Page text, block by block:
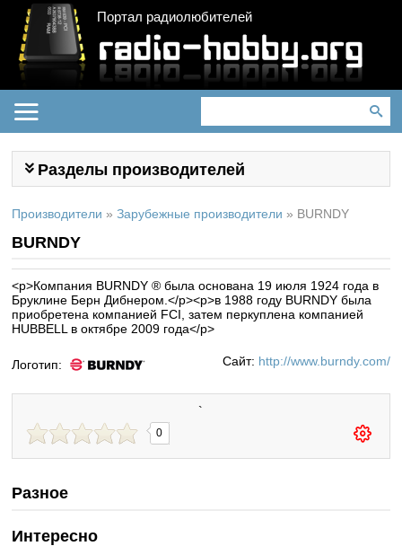
Портал радиолюбителей
Разделы производителей
Производители » Зарубежные производители » BURNDY
BURNDY
<p>Компания BURNDY ® была основана 19 июля 1924 года в
Бруклине Берн Дибнером.</p><p>в 1988 году BURNDY была
приобретена компанией FCI, затем перкуплена компанией
HUBBELL в октябре 2009 года</p>
Логотип: Сайт: http://www.burndy.com/
`
0
Разное
Интересно